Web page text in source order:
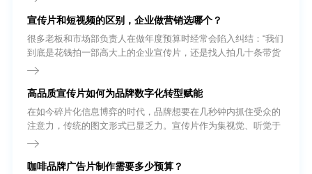
宣传片和短视频的区别，企业做营销选哪个？
很多老板和市场部负责人在做年度预算时经常会陷入纠结：“我们
到底是花钱拍一部高大上的企业宣传片，还是找人拍几十条带货
短视频?”要回答这个问题，我们首先得把基础概念理清。很多外
高品质宣传片如何为品牌数字化转型赋能
在如今碎片化信息博弈的时代，品牌想要在几秒钟内抓住受众的
注意力，传统的图文形式已显乏力。宣传片作为集视觉、听觉于
一体的强有力输出载体，正逐渐从企业的“加分项”转变为“必选
质量的宣传片都能以极具冲击力的画面语言，为企业建立起坚实
咖啡品牌广告片制作需要多少预算？